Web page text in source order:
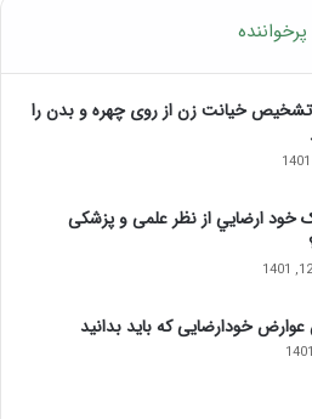
پرخواننده
خیانت زن از روی چهره و بدن را
خود ارضايي از نظر علمی و پزشکی
عوارض خودارضایی که باید بدانید